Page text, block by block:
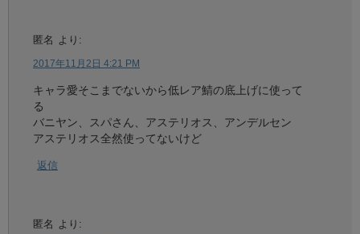
匿名 より:
2017年11月2日 4:21 PM
キャラ愛そこまでないから低レア鯖の底上げに使って
る
バニヤン、スパさん、アステリオス、アンデルセン
アステリオス全然使ってないけど
返信
匿名 より: